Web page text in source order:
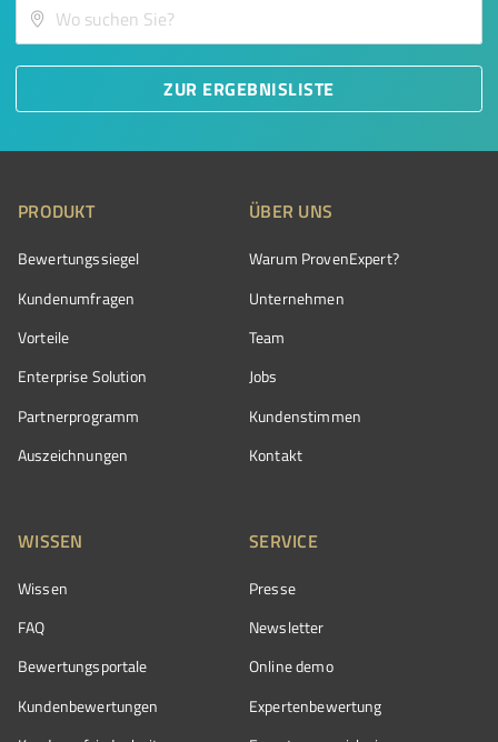
ZUR ERGEBNISLISTE
PRODUKT
Bewertungssiegel
Kundenumfragen
Vorteile
Enterprise Solution
Partnerprogramm
Auszeichnungen
ÜBER UNS
Warum ProvenExpert?
Unternehmen
Team
Jobs
Kundenstimmen
Kontakt
WISSEN
Wissen
FAQ
Bewertungsportale
Kundenbewertungen
SERVICE
Presse
Newsletter
Online demo
Expertenbewertung